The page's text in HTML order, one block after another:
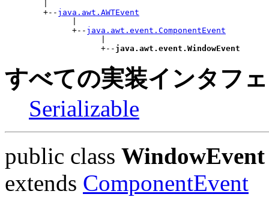
        +--
java.awt.AWTEvent
              +--
java.awt.event.ComponentEvent
                    +--
java.awt.event.WindowEvent
すべての実装インタフ
Serializable
public class WindowEvent
extends ComponentEvent